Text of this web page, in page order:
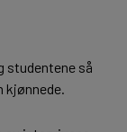
studentene så
kjønnede.